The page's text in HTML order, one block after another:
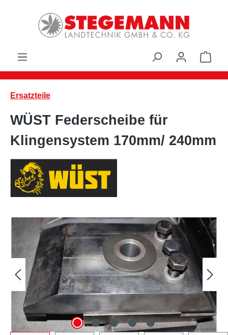
Zum Hauptinhalt springen
Ersatzteile
WÜST Federscheibe für
Klingensystem 170mm/ 240mm
Bildergalerie überspringen